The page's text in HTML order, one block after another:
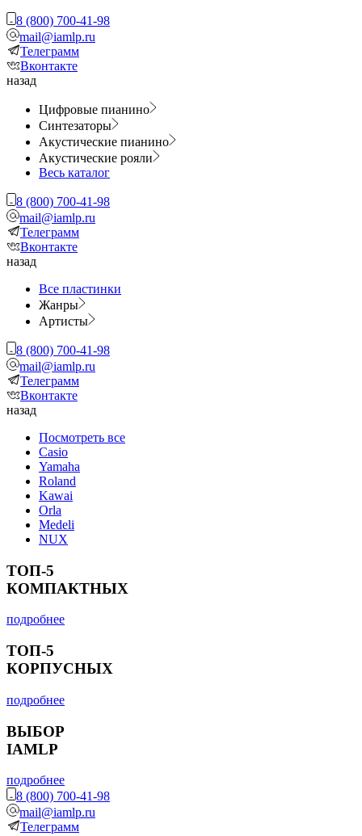
8 (800) 700-41-98
mail@iamlp.ru
Телеграмм
Вконтакте
назад
Цифровые пианино
Синтезаторы
Акустические пианино
Акустические рояли
Весь каталог
8 (800) 700-41-98
mail@iamlp.ru
Телеграмм
Вконтакте
назад
Все пластинки
Жанры
Артисты
8 (800) 700-41-98
mail@iamlp.ru
Телеграмм
Вконтакте
назад
Посмотреть все
Casio
Yamaha
Roland
Kawai
Orla
Medeli
NUX
ТОП-5
КОМПАКТНЫХ
подробнее
ТОП-5
КОРПУСНЫХ
подробнее
ВЫБОР
IAMLP
подробнее
8 (800) 700-41-98
mail@iamlp.ru
Телеграмм